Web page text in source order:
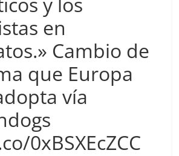
en
Cambio de
que Europa
vía
0xBSXEcZCC